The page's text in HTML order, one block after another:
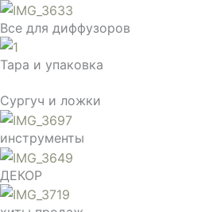
Все для диффузоров
Тара и упаковка
Сургуч и ложки
инструменты
ДЕКОР